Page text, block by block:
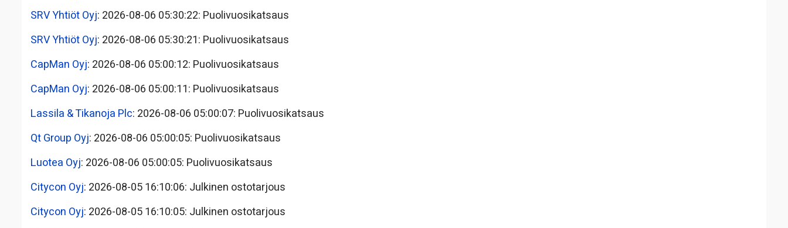
SRV Yhtiöt Oyj: 2026-08-06 05:30:22: Puolivuosikatsaus
SRV Yhtiöt Oyj: 2026-08-06 05:30:21: Puolivuosikatsaus
CapMan Oyj: 2026-08-06 05:00:12: Puolivuosikatsaus
CapMan Oyj: 2026-08-06 05:00:11: Puolivuosikatsaus
Lassila & Tikanoja Plc: 2026-08-06 05:00:07: Puolivuosikatsaus
Qt Group Oyj: 2026-08-06 05:00:05: Puolivuosikatsaus
Luotea Oyj: 2026-08-06 05:00:05: Puolivuosikatsaus
Citycon Oyj: 2026-08-05 16:10:06: Julkinen ostotarjous
Citycon Oyj: 2026-08-05 16:10:05: Julkinen ostotarjous